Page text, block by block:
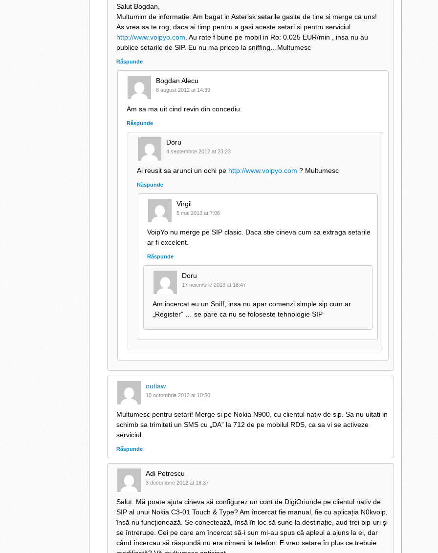
Salut Bogdan,
Multumim de informatie. Am bagat in Asterisk setarile gasite de tine si merge ca uns!
As vrea sa te rog, daca ai timp pentru a gasi aceste setari si pentru serviciul
http://www.voipyo.com . Au rate f bune pe mobil in Ro: 0.025 EUR/min , insa nu au
publice setarile de SIP. Eu nu ma pricep la sniffing…Multumesc
Răspunde
Bogdan Alecu
8 august 2012 at 14:39
Am sa ma uit cind revin din concediu.
Răspunde
Doru
4 septembrie 2012 at 23:23
Ai reusit sa arunci un ochi pe http://www.voipyo.com ? Multumesc
Răspunde
Virgil
5 mai 2013 at 7:06
VoipYo nu merge pe SIP clasic. Daca stie cineva cum sa extraga setarile
ar fi excelent.
Răspunde
Doru
17 noiembrie 2013 at 18:47
Am incercat eu un Sniff, insa nu apar comenzi simple sip cum ar
„Register” … se pare ca nu se foloseste tehnologie SIP
outlaw
10 octombrie 2012 at 10:50
Multumesc pentru setari! Merge si pe Nokia N900, cu clientul nativ de sip. Sa nu uitati in
schimb sa trimiteti un SMS cu „DA” la 712 de pe mobilul RDS, ca sa vi se activeze
serviciul.
Răspunde
Adi Petrescu
3 decembrie 2012 at 18:37
Salut. Mă poate ajuta cineva să configurez un cont de DigiOriunde pe clientul nativ de
SIP al unui Nokia C3-01 Touch & Type? Am încercat fie manual, fie cu aplicația N0kvoip,
însă nu funcționează. Se conectează, însă în loc să sune la destinație, aud trei bip-uri și
se întrerupe. Cei pe care am încercat să-i sun mi-au spus că apleul a ajuns la ei, dar
când încercau să răspundă nu era nimeni la telefon. E vreo setare în plus ce trebuie